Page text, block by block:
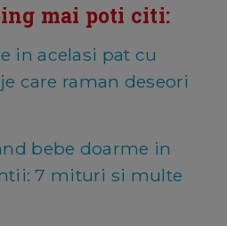
mai poti citi:
in acelasi pat cu
care raman deseori
bebe doarme in
7 mituri si multe